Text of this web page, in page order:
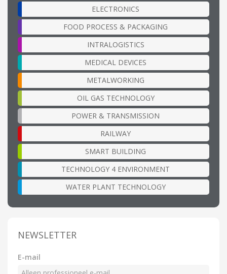
ELECTRONICS
FOOD PROCESS & PACKAGING
INTRALOGISTICS
MEDICAL DEVICES
METALWORKING
OIL GAS TECHNOLOGY
POWER & TRANSMISSION
RAILWAY
SMART BUILDING
TECHNOLOGY 4 ENVIRONMENT
WATER PLANT TECHNOLOGY
NEWSLETTER
E-mail